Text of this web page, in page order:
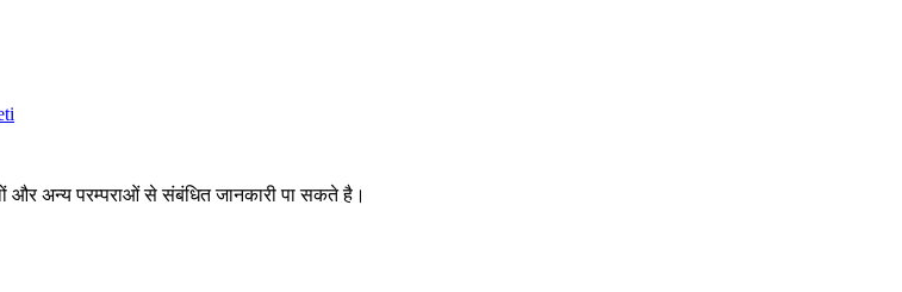
और अन्य परम्पराओं से संबंधित जानकारी पा सकते है।